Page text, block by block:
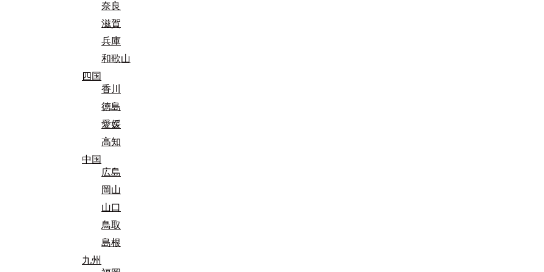
奈良
滋賀
兵庫
和歌山
四国
香川
徳島
愛媛
高知
中国
広島
岡山
山口
鳥取
島根
九州